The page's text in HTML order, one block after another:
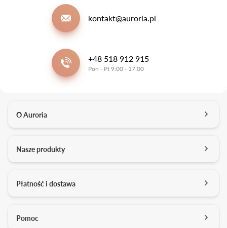
kontakt@auroria.pl
+48 518 912 915
Pon - Pt 9:00 - 17:00
O Auroria
Kontakt
Kariera
Studio projektowe
Nasze produkty
Obrączki ślubne
Usługi dodatkowe
Płatność i dostawa
Formy płatności
Pomoc